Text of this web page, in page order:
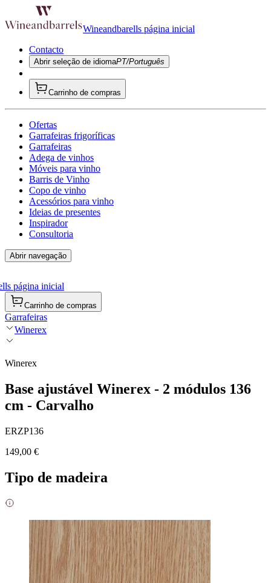
Wineandbarells página inicial
Contacto
Abrir seleção de idiomaPT/Português
Carrinho de compras
Ofertas
Garrafeiras frigoríficas
Garrafeiras
Adega de vinhos
Móveis para vinho
Barris de Vinho
Copo de vinho
Acessórios para vinho
Ideias de presentes
Inspirador
Consultoria
Abrir navegação
página inicial
Carrinho de compras
Garrafeiras
Winerex
Winerex
Base ajustável Winerex - 2 módulos 136
cm - Carvalho
ERZP136
149,00 €
Tipo de madeira